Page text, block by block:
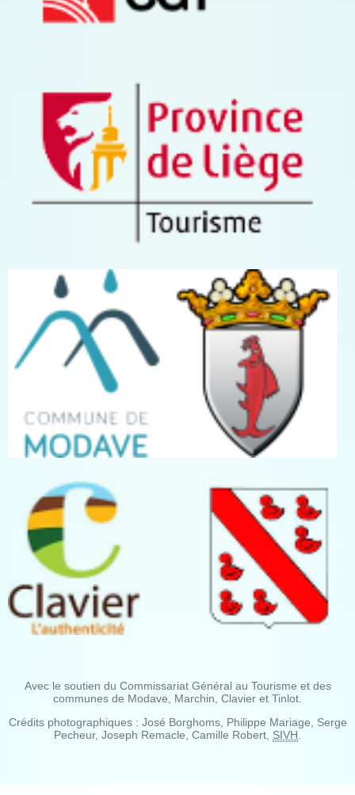
Avec le soutien du Commissariat Général au Tourisme et des
communes de Modave, Marchin, Clavier et Tinlot.
Crédits photographiques : José Borghoms, Philippe Mariage, Serge
Pecheur, Joseph Remacle, Camille Robert, SIVH